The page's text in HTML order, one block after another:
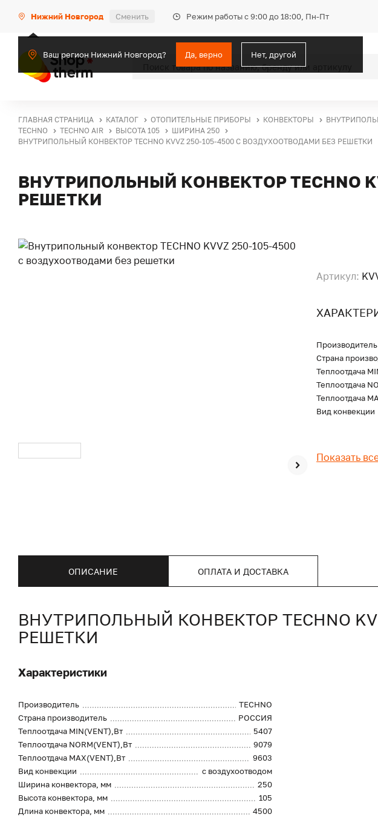
Нижний Новгород Сменить Режим работы с 9:00 до 18:00, Пн-Пт
Ваш регион Нижний Новгород? Да, верно Нет, другой
ГЛАВНАЯ СТРАНИЦА КАТАЛОГ ОТОПИТЕЛЬНЫЕ ПРИБОРЫ КОНВЕКТОРЫ
TECHNO
TECHNO AIR ВЫСОТА 105
ШИРИНА 250
ВНУТРИПОЛЬНЫЙ КОНВЕКТОР TECHNO KVVZ 250-105-4500 С ВОЗДУХООТВОДАМИ БЕЗ РЕШЕТКИ
ВНУТРИПОЛЬНЫЙ КОНВЕКТОР TECHNO
РЕШЕТКИ
Артикул:
Производитель
Страна
Теплоотдача
Теплоотдача
Теплоотдача
Вид конвекции
Показать
ОПИСАНИЕ ОПЛАТА И ДОСТАВКА
ВНУТРИПОЛЬНЫЙ КОНВЕКТОР TECHNO
РЕШЕТКИ
Характеристики
Производитель
TECHNO
Страна производитель
РОССИЯ
Теплоотдача MIN(VENT),Вт
5407
Теплоотдача NORM(VENT),Вт
9079
Теплоотдача MAX(VENT),Вт
9603
Вид конвекции
с воздухоотводом
Ширина конвектора, мм
250
Высота конвектора, мм
105
Длина конвектора, мм
4500